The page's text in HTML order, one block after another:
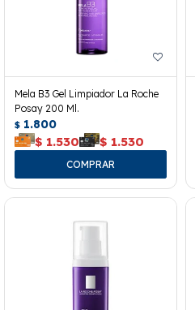
Mela B3 Gel Limpiador La Roche
Posay 200 Ml.
$ 1.800
$ 1.530 $ 1.530